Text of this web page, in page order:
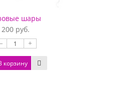
шары
200 руб.
+
корзину